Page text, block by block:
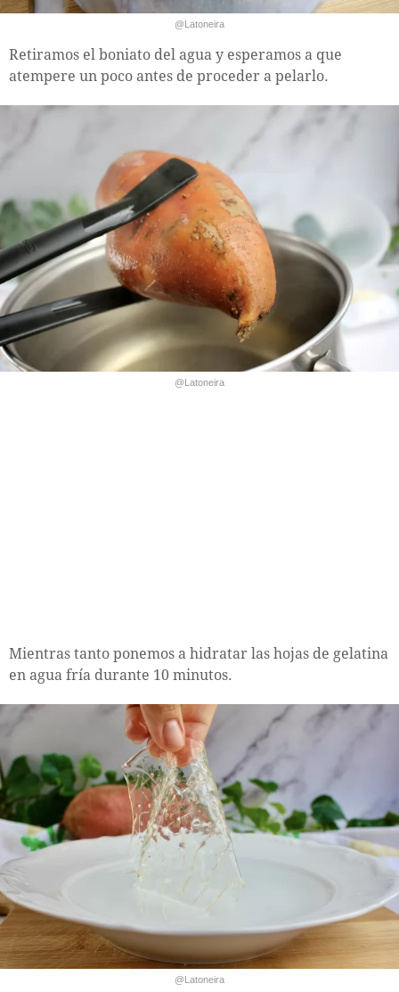
@Latoneira
Retiramos el boniato del agua y esperamos a que
atempere un poco antes de proceder a pelarlo.
@Latoneira
Mientras tanto ponemos a hidratar las hojas de gelatina
en agua fría durante 10 minutos.
@Latoneira